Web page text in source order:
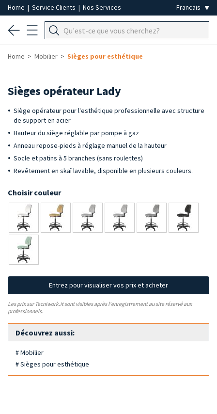
Home | Service Clients | Nos Services
Home Mobilier Sièges pour esthétique
Sièges opérateur Lady
Siège opérateur pour l'esthétique professionnelle avec structure
de support en acier
Hauteur du siège réglable par pompe à gaz
Anneau repose-pieds à réglage manuel de la hauteur
Socle et patins à 5 branches (sans roulettes)
Revêtement en skaï lavable, disponible en plusieurs couleurs.
Choisir couleur
Entrez pour visualiser vos prix et acheter
Les prix sur Tecniwork.it sont visibles après l'enregistrement au site réservé aux
professionnels.
Découvrez aussi:
# Mobilier
# Sièges pour esthétique